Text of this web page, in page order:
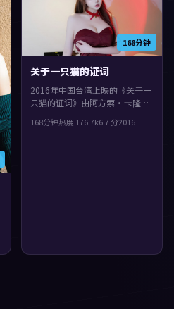
168分钟
关于一只猫的证词
2016年中国台湾上映的《关于一
只猫的证词》由阿方索·卡隆掌
绎。类型上偏动漫，人物在道德
168分钟热度 176.7k6.7分2016